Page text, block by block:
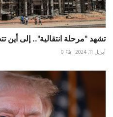
تشهد "مرحلة انتقالية".. إلى أين
أبريل 11, 2024 0